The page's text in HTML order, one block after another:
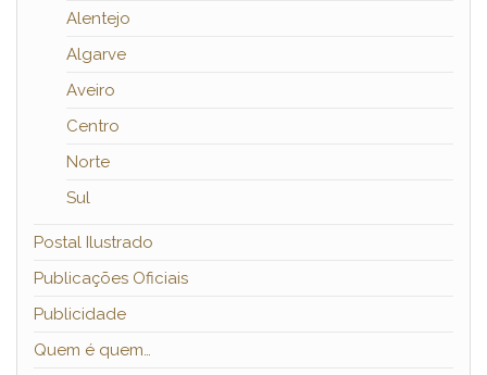
Alentejo
Algarve
Aveiro
Centro
Norte
Sul
Postal Ilustrado
Publicações Oficiais
Publicidade
Quem é quem…